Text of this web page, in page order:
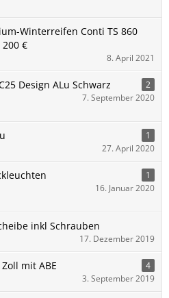
Winterreifen Conti TS 860
200 €
8. April 2021
Design ALu Schwarz
2
7. September 2020
1
27. April 2020
1
16. Januar 2020
inkl Schrauben
17. Dezember 2019
mit ABE
4
3. September 2019